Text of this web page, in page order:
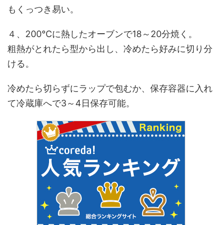
もくっつき易い。
４、200℃に熱したオーブンで18～20分焼く。
粗熱がとれたら型から出し、冷めたら好みに切り分
ける。
冷めたら切らずにラップで包むか、保存容器に入れ
て冷蔵庫へで3～4日保存可能。